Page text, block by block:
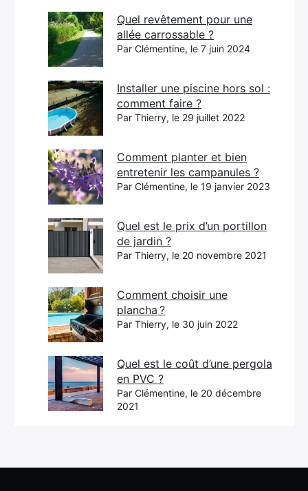
Quel revêtement pour une
allée carrossable ?
Par Clémentine, le 7 juin 2024
Installer une piscine hors sol :
comment faire ?
Par Thierry, le 29 juillet 2022
Comment planter et bien
entretenir les campanules ?
Par Clémentine, le 19 janvier 2023
Quel est le prix d’un portillon
de jardin ?
Par Thierry, le 20 novembre 2021
Comment choisir une
plancha ?
Par Thierry, le 30 juin 2022
Quel est le coût d’une pergola
en PVC ?
Par Clémentine, le 20 décembre
2021